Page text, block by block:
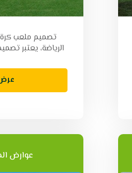
تصميم ملعب
الرياضة، يعتبر
عوارض